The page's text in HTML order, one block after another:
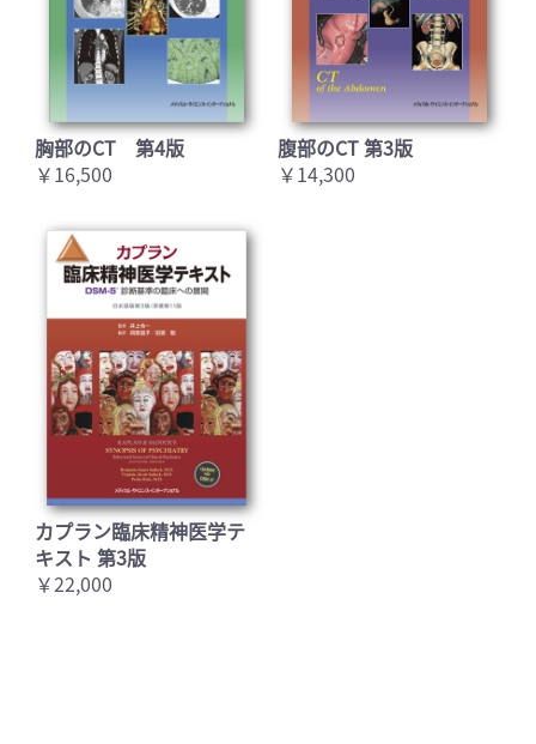
胸部のCT 第4版
￥16,500
腹部のCT 第3版
￥14,300
カプラン臨床精神医学テ
キスト 第3版
￥22,000